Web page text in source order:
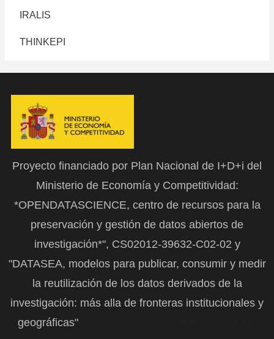
IRALIS
THINKEPI
Proyecto financiado por Plan Nacional de I+D+i del
Ministerio de Economía y Competitividad:
*OPENDATASCIENCE, centro de recursos para la
preservación y gestión de datos abiertos de
investigación*", CS02012-39632-C02-02 y
"DATASEA, modelos para publicar, consumir y medir
la reutilización de los datos derivados de la
investigación: más alla de fronteras institucionales y
geográficas"